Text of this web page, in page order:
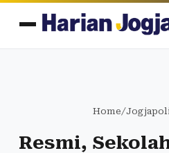
Home/
Resmi,